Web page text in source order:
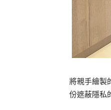
將親手繪製
份遮蔽隱私